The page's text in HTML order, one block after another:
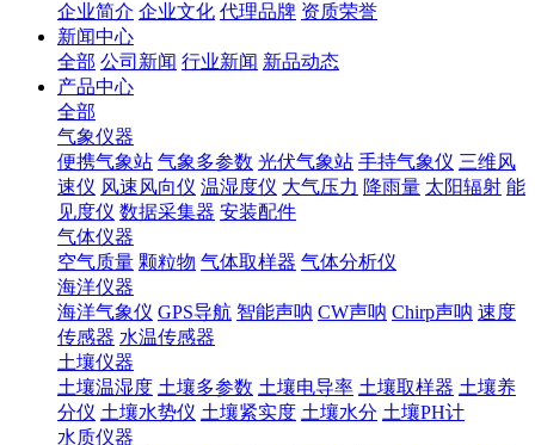
企业简介 企业文化 代理品牌 资质荣誉
新闻中心
全部 公司新闻 行业新闻 新品动态
产品中心
全部
气象仪器
便携气象站 气象多参数 光伏气象站 手持气象仪 三维风
速仪 风速风向仪 温湿度仪 大气压力 降雨量 太阳辐射 能
见度仪 数据采集器 安装配件
气体仪器
空气质量 颗粒物 气体取样器 气体分析仪
海洋仪器
海洋气象仪 GPS导航 智能声呐 CW声呐 Chirp声呐 速度
传感器 水温传感器
土壤仪器
土壤温湿度 土壤多参数 土壤电导率 土壤取样器 土壤养
分仪 土壤水势仪 土壤紧实度 土壤水分 土壤PH计
水质仪器